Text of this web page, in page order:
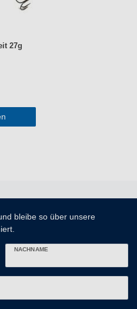
27g
bleibe so über unsere
NACHNAME